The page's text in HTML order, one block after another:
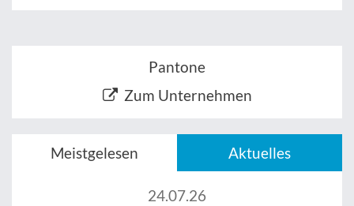
Pantone
Zum Unternehmen
Meistgelesen Aktuelles
24.07.26